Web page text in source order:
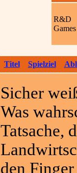
R&D
Games
Titel Spielziel
Sicher
Was
Tatsache,
den